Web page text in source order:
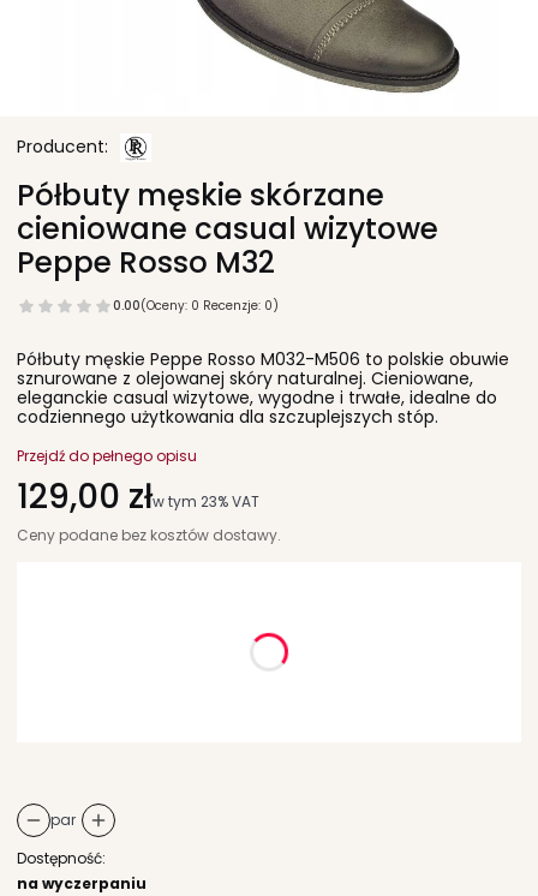
Półbuty męskie skórzane
cieniowane casual wizytowe
Peppe Rosso M32
0.00(Oceny: 0 Recenzje: 0)
Półbuty męskie Peppe Rosso M032-M506 to polskie obuwie
sznurowane z olejowanej skóry naturalnej. Cieniowane,
eleganckie casual wizytowe, wygodne i trwałe, idealne do
codziennego użytkowania dla szczuplejszych stóp.
Przejdź do pełnego opisu
Cena
129,00 złw tym 23% VAT
w tym 23%VAT
Ceny podane bez kosztów dostawy.
par
Dostępność:
na wyczerpaniu